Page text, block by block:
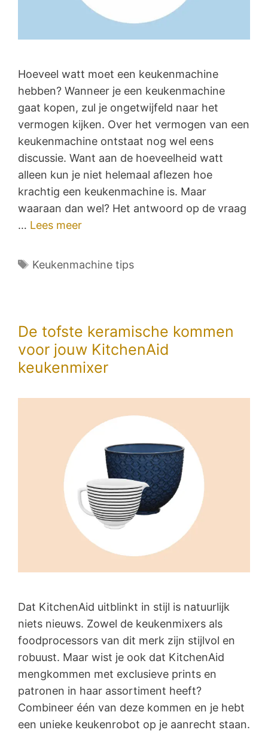
Hoeveel watt moet een keukenmachine
hebben? Wanneer je een keukenmachine
gaat kopen, zul je ongetwijfeld naar het
vermogen kijken. Over het vermogen van een
keukenmachine ontstaat nog wel eens
discussie. Want aan de hoeveelheid watt
alleen kun je niet helemaal aflezen hoe
krachtig een keukenmachine is. Maar
waaraan dan wel? Het antwoord op de vraag
… Lees meer
Tags
Keukenmachine tips
De tofste keramische kommen
voor jouw KitchenAid
keukenmixer
Dat KitchenAid uitblinkt in stijl is natuurlijk
niets nieuws. Zowel de keukenmixers als
foodprocessors van dit merk zijn stijlvol en
robuust. Maar wist je ook dat KitchenAid
mengkommen met exclusieve prints en
patronen in haar assortiment heeft?
Combineer één van deze kommen en je hebt
een unieke keukenrobot op je aanrecht staan.